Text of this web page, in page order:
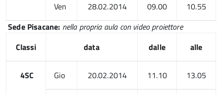
Ven 28.02.2014 09.00
10.55
Sede Pisacane: nella propria aula con video proiettore
Classi
data dalle alle
4SC Gio 20.02.2014 11.10 13.05